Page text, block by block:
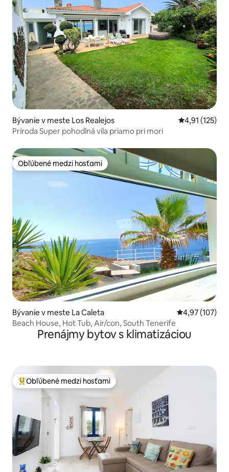
Bývanie v meste Los Realejos Priemerné
4,91 (125)
Príroda Super pohodlná vila priamo pri mori
Obľúbené medzi hosťami
Obľúbené medzi hosťami
Bývanie v meste La Caleta Priemerné
4,97 (107)
Beach House, Hot Tub, Air/con, South Tenerife
Prenájmy bytov s klimatizáciou
Najobľúbenejšie medzi hosťami
Obľúbené medzi hosťami